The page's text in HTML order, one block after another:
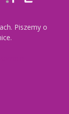
Piszemy o